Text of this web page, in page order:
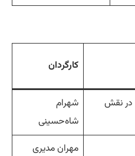
کارگردان
در نقش
شهرام
شاه‌حسینی
مهران مدیری